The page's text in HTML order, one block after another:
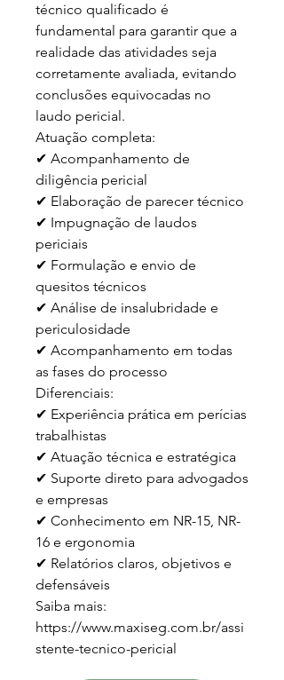
técnico qualificado é
fundamental para garantir que a
realidade das atividades seja
corretamente avaliada, evitando
conclusões equivocadas no
laudo pericial.
Atuação completa:
✔ Acompanhamento de
diligência pericial
✔ Elaboração de parecer técnico
✔ Impugnação de laudos
periciais
✔ Formulação e envio de
quesitos técnicos
✔ Análise de insalubridade e
periculosidade
✔ Acompanhamento em todas
as fases do processo
Diferenciais:
✔ Experiência prática em perícias
trabalhistas
✔ Atuação técnica e estratégica
✔ Suporte direto para advogados
e empresas
✔ Conhecimento em NR-15, NR-
16 e ergonomia
✔ Relatórios claros, objetivos e
defensáveis
Saiba mais:
https://www.maxiseg.com.br/assi
stente-tecnico-pericial